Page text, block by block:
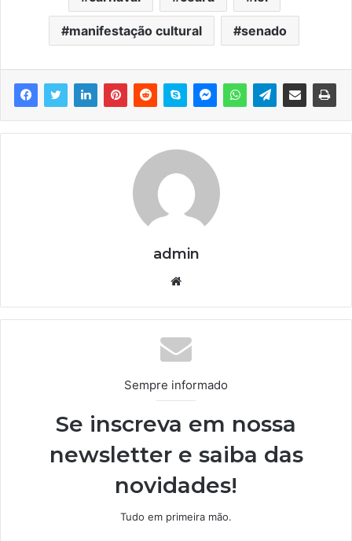
manifestação cultural senado
admin
te
Sempre informado
Se inscreva em nossa
newsletter e saiba das
novidades!
Tudo em primeira mão.